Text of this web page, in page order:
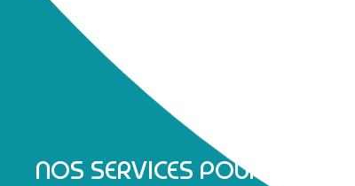
NOS SERVICES POUR UNE